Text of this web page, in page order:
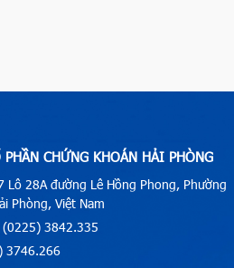
PHẦN CHỨNG KHOÁN HẢI PHÒNG
28A đường Lê Hồng Phong, Phường
Phòng, Việt Nam
3842.335
3746.266